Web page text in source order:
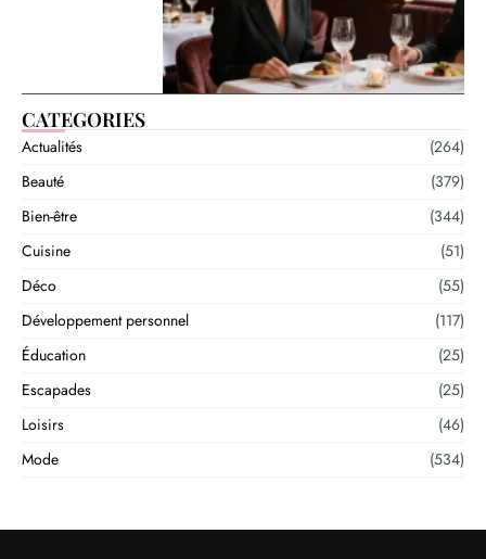
CATEGORIES
Actualités
(264)
Beauté
(379)
Bien-être
(344)
Cuisine
(51)
Déco
(55)
Développement personnel
(117)
Éducation
(25)
Escapades
(25)
Loisirs
(46)
Mode
(534)